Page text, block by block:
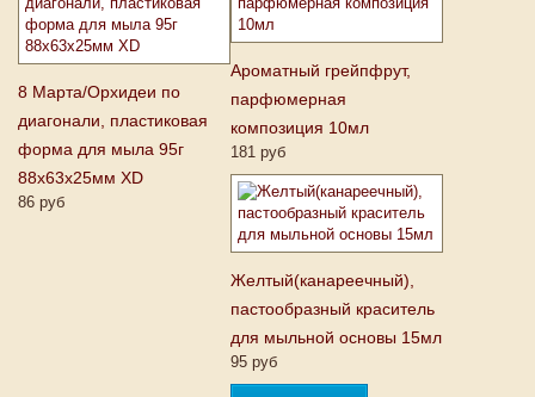
8 Марта/Орхидеи по
диагонали, пластиковая
форма для мыла 95г
88х63х25мм XD
86 руб
Ароматный грейпфрут,
парфюмерная
композиция 10мл
181 руб
Желтый(канареечный),
пастообразный краситель
для мыльной основы 15мл
95 руб